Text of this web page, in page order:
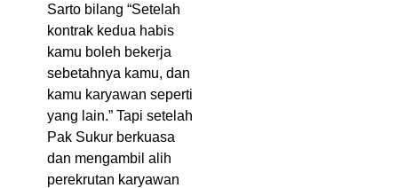
Sarto bilang “Setelah
kontrak kedua habis
kamu boleh bekerja
sebetahnya kamu, dan
kamu karyawan seperti
yang lain.” Tapi setelah
Pak Sukur berkuasa
dan mengambil alih
perekrutan karyawan